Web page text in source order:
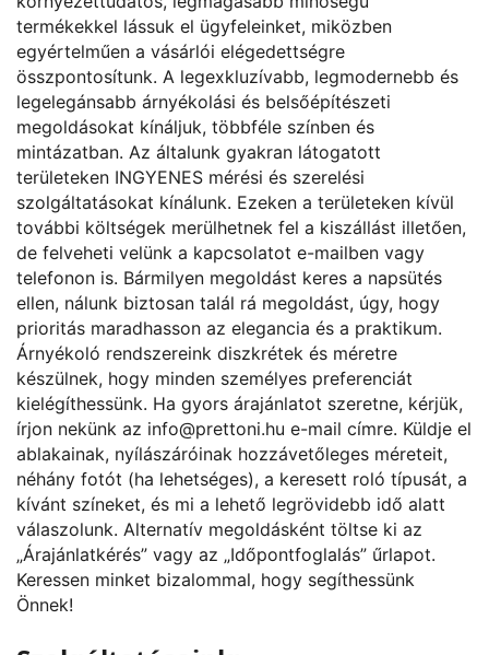
termékekkel lássuk el ügyfeleinket, miközben
egyértelműen a vásárlói elégedettségre
összpontosítunk. A legexkluzívabb, legmodernebb és
legelegánsabb árnyékolási és belsőépítészeti
megoldásokat kínáljuk, többféle színben és
mintázatban. Az általunk gyakran látogatott
területeken INGYENES mérési és szerelési
szolgáltatásokat kínálunk. Ezeken a területeken kívül
további költségek merülhetnek fel a kiszállást illetően,
de felveheti velünk a kapcsolatot e-mailben vagy
telefonon is. Bármilyen megoldást keres a napsütés
ellen, nálunk biztosan talál rá megoldást, úgy, hogy
prioritás maradhasson az elegancia és a praktikum.
Árnyékoló rendszereink diszkrétek és méretre
készülnek, hogy minden személyes preferenciát
kielégíthessünk. Ha gyors árajánlatot szeretne, kérjük,
írjon nekünk az info@prettoni.hu e-mail címre. Küldje el
ablakainak, nyílászáróinak hozzávetőleges méreteit,
néhány fotót (ha lehetséges), a keresett roló típusát, a
kívánt színeket, és mi a lehető legrövidebb idő alatt
válaszolunk. Alternatív megoldásként töltse ki az
„Árajánlatkérés” vagy az „Időpontfoglalás” űrlapot.
Keressen minket bizalommal, hogy segíthessünk
Önnek!